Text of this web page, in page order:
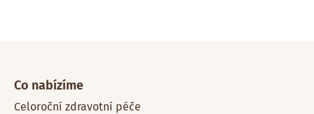
Co nabízíme
Celoroční zdravotní péče